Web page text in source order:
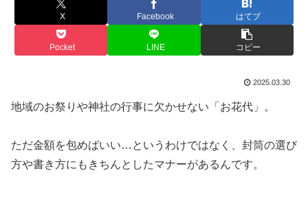
X Facebook はてブ
Pocket LINE コピー
2025.03.30
地域のお祭りや神社の行事に欠かせない「お花代」。
ただ金額を包めばいい…というわけではなく、封筒の選び
方や書き方にもきちんとしたマナーがあるんです。